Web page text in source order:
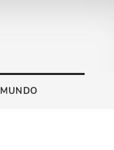
MUNDO